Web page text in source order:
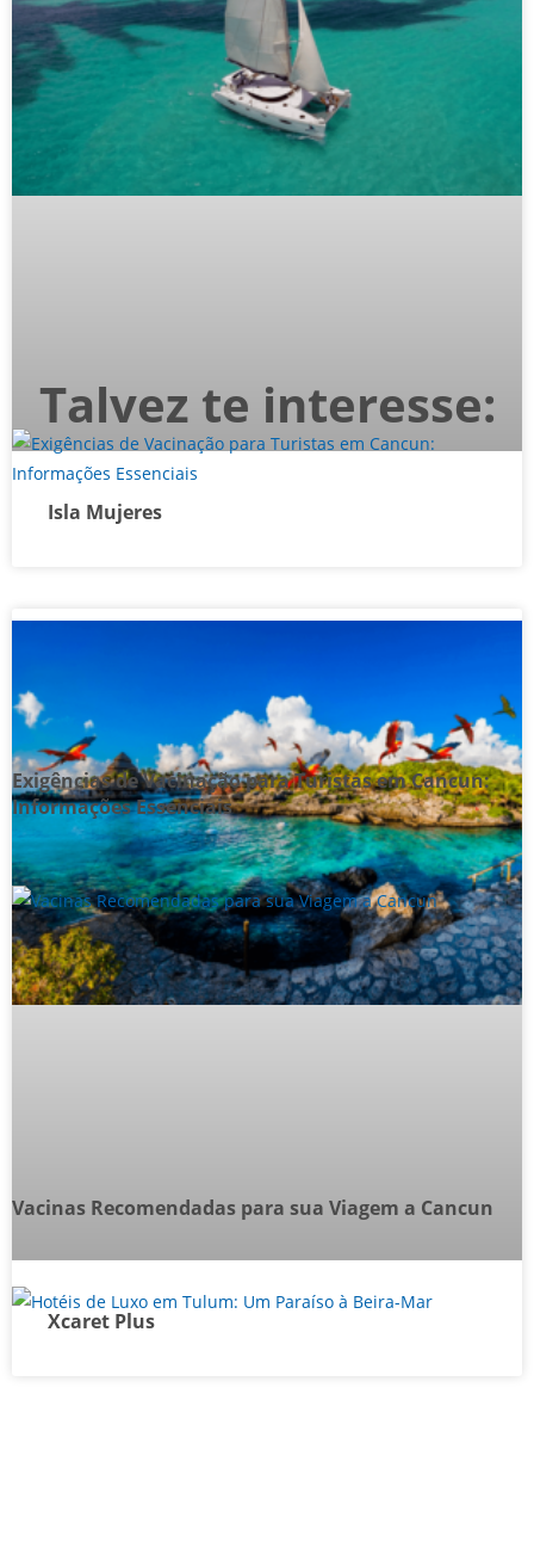
Isla Mujeres
Xcaret Plus
Talvez te interesse:
Exigências de Vacinação para Turistas em Cancun:
Informações Essenciais
Vacinas Recomendadas para sua Viagem a Cancun